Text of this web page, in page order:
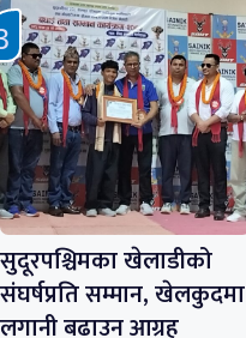
सुदूरपश्चिमका खेलाडीको
संघर्षप्रति सम्मान, खेलकुदमा
लगानी बढाउन आग्रह